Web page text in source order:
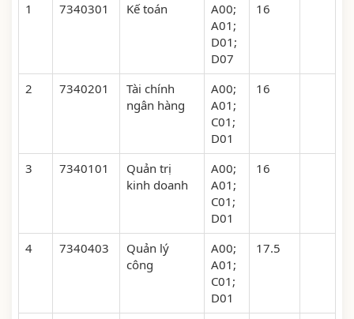
1
7340301 Kế toán
A00;
A01;
D01;
D07
16
2 7340201
Tài chính
ngân hàng
A00;
A01;
C01;
D01
16
3 7340101
Quản trị
kinh doanh
A00;
A01;
C01;
D01
16
4 7340403
Quản lý
công
A00;
A01;
C01;
D01
17.5